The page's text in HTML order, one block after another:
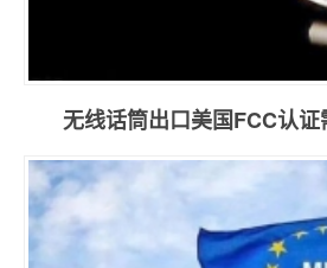
无线话筒出口美国FCC认证